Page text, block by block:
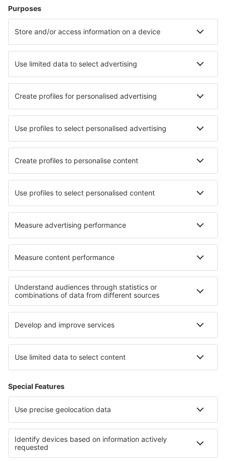
Zbor+Hotel
Află mai multe
Companii aeriene
Wizz Air
Ryanair
Lufthansa
Despre eSky
Cariere
Termeni şi condiţii
Rezervările mele
Politica de Confidențialitate
Politică cookie
Asistenţă şi contact
Țări
Siteuri internaționale
eSky.eu eSky.com eDestinos.com